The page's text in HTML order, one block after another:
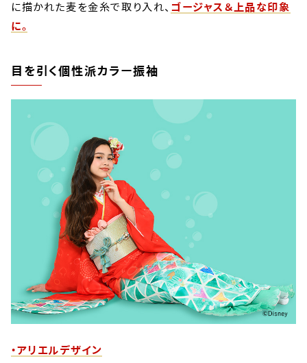
に描かれた麦を金糸で取り入れ、 ゴージャス＆上品な印象
に。
目を引く個性派カラー振袖
・アリエルデザイン